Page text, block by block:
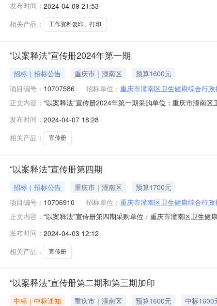
发布时间： 2024-04-09 21:53
相关产品：
工作资料复印、打印
“以案释法”宣传册2024年第一期
招标｜招标公告 重庆市｜潼南区
预算1600元
项目编号： 10707586 招标单位： 重庆市潼南区卫生健康综合行
正文内容： “以案释法”宣传册2024年第一期采购单位：重庆市潼南
发布时间： 2024-04-07 18:28
相关产品：
宣传册
“以案释法”宣传册第四期
招标｜招标公告 重庆市｜潼南区
预算1700元
项目编号： 10706910 招标单位： 重庆市潼南区卫生健康综合行
正文内容： “以案释法”宣传册第四期采购单位：重庆市潼南区卫生
发布时间： 2024-04-03 12:12
相关产品：
宣传册
“以案释法”宣传册第二期和第三期加印
中标｜中标通知 重庆市｜潼南区 预算1600元
中标1600